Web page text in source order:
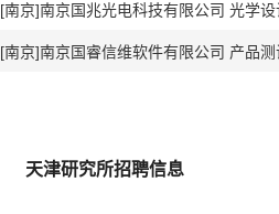
[南京]南京国兆光电科技有限公司 光学设
[南京]南京国睿信维软件有限公司 产品测
天津研究所招聘信息